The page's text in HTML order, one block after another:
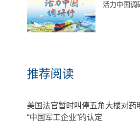
活力中国调
推荐阅读
美国法官暂时叫停五角大楼对药
“中国军工企业”的认定